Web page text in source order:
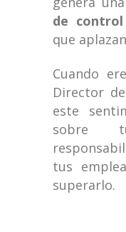
de control
que
Cuando
Director
este
sobre
tus
superarlo.